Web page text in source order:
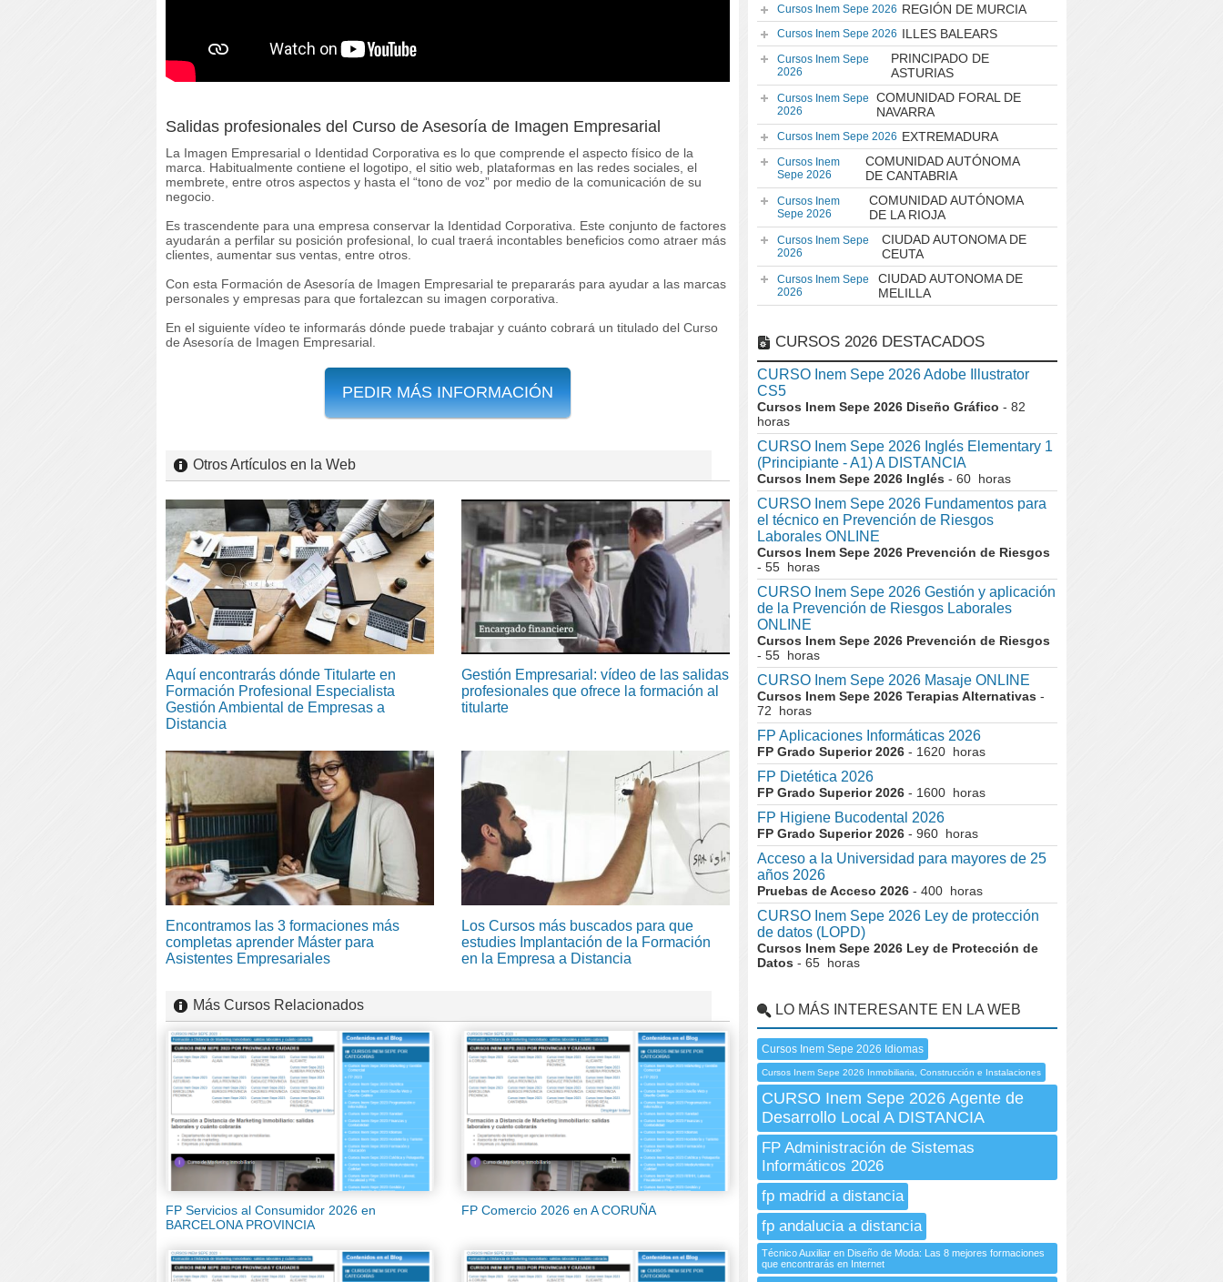
Salidas profesionales del Curso de Asesoría de Imagen Empresarial
La Imagen Empresarial o Identidad Corporativa es lo que comprende el aspecto físico de la
marca. Habitualmente contiene el logotipo, el sitio web, plataformas en las redes sociales, el
membrete, entre otros aspectos y hasta el “tono de voz” por medio de la comunicación de su
negocio.
Es trascendente para una empresa conservar la Identidad Corporativa. Este conjunto de factores
ayudarán a perfilar su posición profesional, lo cual traerá incontables beneficios como atraer más
clientes, aumentar sus ventas, entre otros.
Con esta Formación de Asesoría de Imagen Empresarial te prepararás para ayudar a las marcas
personales y empresas para que fortalezcan su imagen corporativa.
En el siguiente vídeo te informarás dónde puede trabajar y cuánto cobrará un titulado del Curso
de Asesoría de Imagen Empresarial.
PEDIR MÁS INFORMACIÓN
Otros Artículos en la Web
Aquí encontrarás dónde Titularte en
Formación Profesional Especialista
Gestión Ambiental de Empresas a
Distancia
Gestión Empresarial: vídeo de las salidas
profesionales que ofrece la formación al
titularte
Encontramos las 3 formaciones más
completas aprender Máster para
Asistentes Empresariales
Los Cursos más buscados para que
estudies Implantación de la Formación
en la Empresa a Distancia
Más Cursos Relacionados
FP Servicios al Consumidor 2026 en
BARCELONA PROVINCIA
FP Comercio 2026 en A CORUÑA
Cursos Inem Sepe 2026 REGIÓN DE MURCIA
Cursos Inem Sepe 2026 ILLES BALEARS
Cursos Inem Sepe
2026
PRINCIPADO DE
ASTURIAS
Cursos Inem Sepe
2026
COMUNIDAD FORAL DE
NAVARRA
Cursos Inem Sepe 2026 EXTREMADURA
Cursos Inem
Sepe 2026
COMUNIDAD AUTÓNOMA
DE CANTABRIA
Cursos Inem
Sepe 2026
COMUNIDAD AUTÓNOMA
DE LA RIOJA
Cursos Inem Sepe
2026
CIUDAD AUTONOMA DE
CEUTA
Cursos Inem Sepe
2026
CIUDAD AUTONOMA DE
MELILLA
CURSOS 2026 DESTACADOS
CURSO Inem Sepe 2026 Adobe Illustrator
CS5
Cursos Inem Sepe 2026 Diseño Gráfico - 82
horas
CURSO Inem Sepe 2026 Inglés Elementary 1
(Principiante - A1) A DISTANCIA
Cursos Inem Sepe 2026 Inglés - 60 horas
CURSO Inem Sepe 2026 Fundamentos para
el técnico en Prevención de Riesgos
Laborales ONLINE
Cursos Inem Sepe 2026 Prevención de Riesgos
- 55 horas
CURSO Inem Sepe 2026 Gestión y aplicación
de la Prevención de Riesgos Laborales
ONLINE
Cursos Inem Sepe 2026 Prevención de Riesgos
- 55 horas
CURSO Inem Sepe 2026 Masaje ONLINE
Cursos Inem Sepe 2026 Terapias Alternativas -
72 horas
FP Aplicaciones Informáticas 2026
FP Grado Superior 2026 - 1620 horas
FP Dietética 2026
FP Grado Superior 2026 - 1600 horas
FP Higiene Bucodental 2026
FP Grado Superior 2026 - 960 horas
Acceso a la Universidad para mayores de 25
años 2026
Pruebas de Acceso 2026 - 400 horas
CURSO Inem Sepe 2026 Ley de protección
de datos (LOPD)
Cursos Inem Sepe 2026 Ley de Protección de
Datos - 65 horas
LO MÁS INTERESANTE EN LA WEB
Cursos Inem Sepe 2026 Idiomas
Cursos Inem Sepe 2026 Inmobiliaria, Construcción e Instalaciones
CURSO Inem Sepe 2026 Agente de
Desarrollo Local A DISTANCIA
FP Administración de Sistemas
Informáticos 2026
fp madrid a distancia
fp andalucia a distancia
Técnico Auxiliar en Diseño de Moda: Las 8 mejores formaciones
que encontrarás en Internet